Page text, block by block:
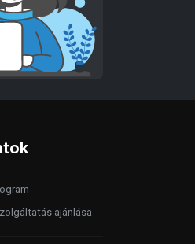
ajánlása